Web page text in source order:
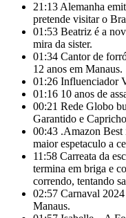
21:13 Alemanha
pretende visitar o
01:53 Beatriz é a
mira da sister.
01:34 Cantor de
12 anos em Manaus.
01:26 Influenciador
01:16 10 anos de
00:21 Rede Globo
Garantido e
00:43 .Amazon Best
maior espetaculo a
11:58 Carreata da
termina em briga e
correndo, tentando
02:57 Carnaval 2024
Manaus.